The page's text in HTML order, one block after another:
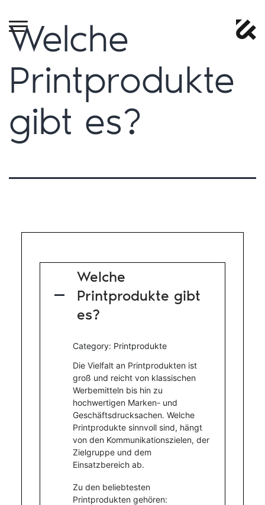
Welche
Printprodukte
gibt es?
A
Welche
Printprodukte gibt
es?
Category: Printprodukte
Die Vielfalt an Printprodukten ist
groß und reicht von klassischen
Werbemitteln bis hin zu
hochwertigen Marken- und
Geschäftsdrucksachen. Welche
Printprodukte sinnvoll sind, hängt
von den Kommunikationszielen, der
Zielgruppe und dem
Einsatzbereich ab.
Zu den beliebtesten
Printprodukten gehören: